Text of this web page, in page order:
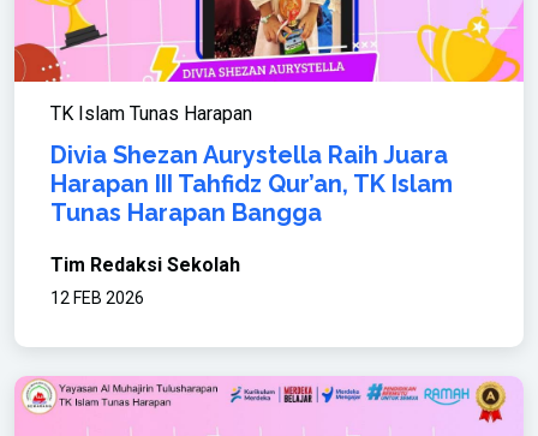
TK Islam Tunas Harapan
Divia Shezan Aurystella Raih Juara
Harapan III Tahfidz Qur’an, TK Islam
Tunas Harapan Bangga
Tim Redaksi Sekolah
12 FEB 2026